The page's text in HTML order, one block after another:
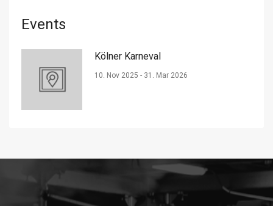
Events
Kölner Karneval
10. Nov 2025 - 31. Mar 2026